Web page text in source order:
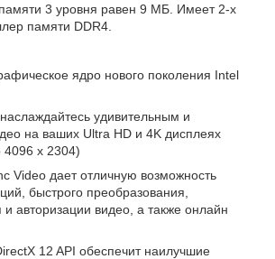
3 уровня равен 9 МБ. Имеет 2-х
памяти DDR4.
ядро нового поколения Intel
удивительным и
на ваших Ultra HD и 4K дисплеях
х 2304)
Video дает отличную возможность
быстрого преобразования,
и авторизации видео, а также онлайн
12 API обеспечит наилучшие